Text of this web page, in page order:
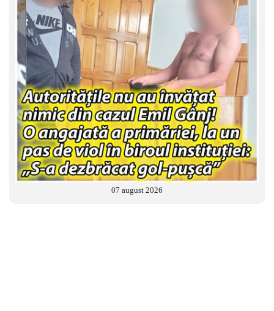
07 august 2026